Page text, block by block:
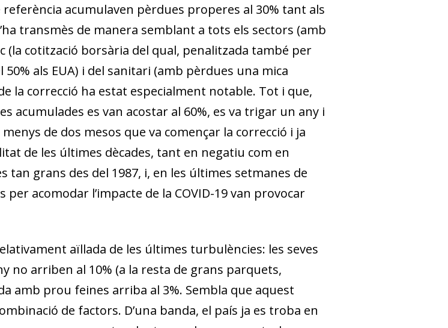
acumulaven pèrdues properes al 30% tant als
transmès de manera semblant a tots els sectors (amb
(la cotització borsària del qual, penalitzada també per
als EUA) i del sanitari (amb pèrdues una mica
la correcció ha estat especialment notable. Tot i que,
acumulades es van acostar al 60%, es va trigar un any i
de dos mesos que va començar la correcció i ja
de les últimes dècades, tant en negatiu com en
tan grans des del 1987, i, en les últimes setmanes de
acomodar l’impacte de la COVID-19 van provocar
aïllada de les últimes turbulències: les seves
no arriben al 10% (a la resta de grans parquets,
amb prou feines arriba al 3%. Sembla que aquest
de factors. D’una banda, el país ja es troba en